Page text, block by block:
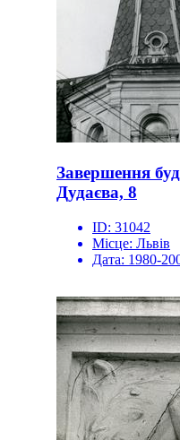
Завершення
Дудаєва, 8
ID: 31042
Місце: Львів
Дата: 1980-